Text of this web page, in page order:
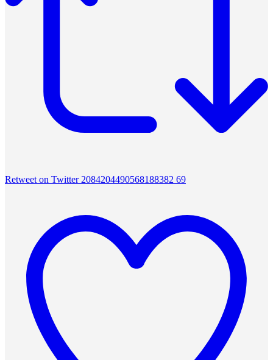
Retweet on Twitter 2084204490568188382 69